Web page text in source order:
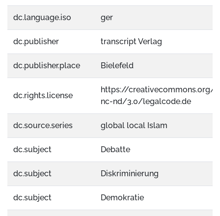
dc.language.iso ger
dc.publisher transcript Verlag
dc.publisher.place Bielefeld
dc.rights.license
https://creativecommons.org/
nc-nd/3.0/legalcode.de
dc.source.series global local Islam
dc.subject Debatte
dc.subject Diskriminierung
dc.subject Demokratie